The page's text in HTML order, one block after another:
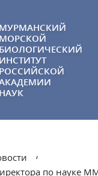
МУРМАНСКИЙ
МОРСКОЙ
БИОЛОГИЧЕСКИЙ
ИНСТИТУТ
РОССИЙСКОЙ
НАУК
по науке